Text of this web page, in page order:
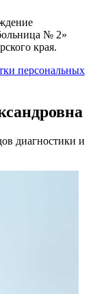
№ 2»
края.
персональных
диагностики и